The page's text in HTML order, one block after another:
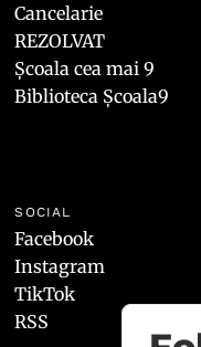
Cancelarie
REZOLVAT
Școala cea mai 9
Biblioteca Școala9
SOCIAL
Facebook
Instagram
TikTok
RSS